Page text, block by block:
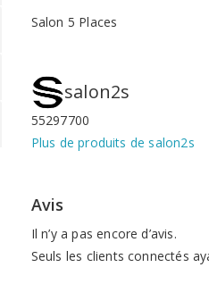
Salon 5 Places
salon2s
55297700
Plus de produits de salon2s
Avis
Il n’y a pas encore d’avis.
Seuls les clients connectés